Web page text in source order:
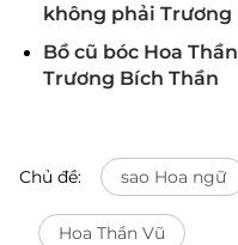
không phải Trương
Bồ cũ bóc Hoa
Trương Bích Thần
Chủ đề: sao Hoa ngữ
Hoa Thần Vũ